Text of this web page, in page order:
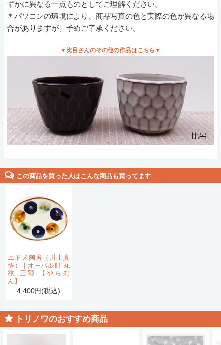
ずかに異なる一点ものとしてご理解ください。
＊パソコンの環境により、商品写真の色と実際の色が異なる場
合がありますが、予めご了承ください。
▼比呂さんのその他の作品はこちら▼
この商品を買った人はこんな商品も買ってます
エドメ陶房（川上真
悟）｜オーバル皿 丸
紋 三彩 【やちむ
ん】
4,400円(税込)
トリノワのおすすめ商品